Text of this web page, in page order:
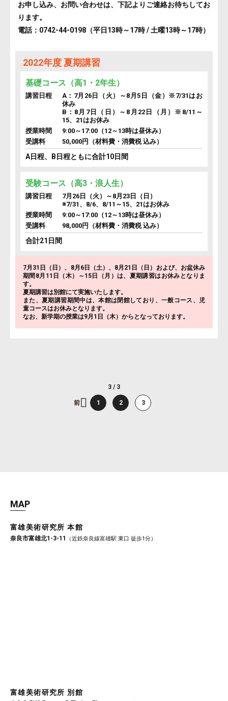
お申し込み、お問い合わせは、下記よりご連絡お待ちしてお
ります。
電話：0742-44-0198（平日13時～17時 / 土曜13時～17時）
2022年度 夏期講習
基礎コース（高1・2年生）
講習日程
A：7月26日（火）～8月5日（金）※7/31はお
休み
B：8月7日（日）～8月22日（月）※8/11～
15、21はお休み
授業時間
9:00～17:00（12～13時は昼休み）
受講料
50,000円（材料費・消費税 込み）
A日程、B日程ともに合計10日間
受験コース（高3・浪人生）
講習日程
7月26日（火）～8月23日（日）
※7/31、8/6、8/11～15、21はお休み
授業時間
9:00～17:00（12～13時は昼休み）
受講料
98,000円（材料費・消費税 込み）
合計21日間
7月31日（日）、8月6日（土）、8月21日（日）および、お盆休み
期間8月11日（木）～15日（月）は、夏期講習はお休みとなりま
す。
夏期講習は別館にて実施いたします。
また、夏期講習期間中は、本館は閉館しており、一般コース、児
童コースはお休みとなります。
なお、新学期の授業は9月1日（木）からとなっております。
3 / 3
前 1 2 3
MAP
富雄美術研究所 本館
奈良市富雄北1-3-11 （近鉄奈良線富雄駅 東口 徒歩1分）
富雄美術研究所 別館